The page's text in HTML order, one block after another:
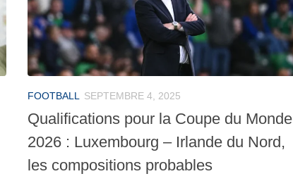
FOOTBALL SEPTEMBRE 4, 2025
Qualifications pour la Coupe du Monde
2026 : Luxembourg – Irlande du Nord,
les compositions probables